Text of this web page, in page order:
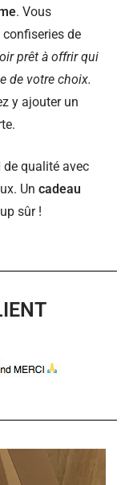
. Vous
de
prêt à offrir qui
de votre choix.
y ajouter un
de qualité avec
Un cadeau
sûr !